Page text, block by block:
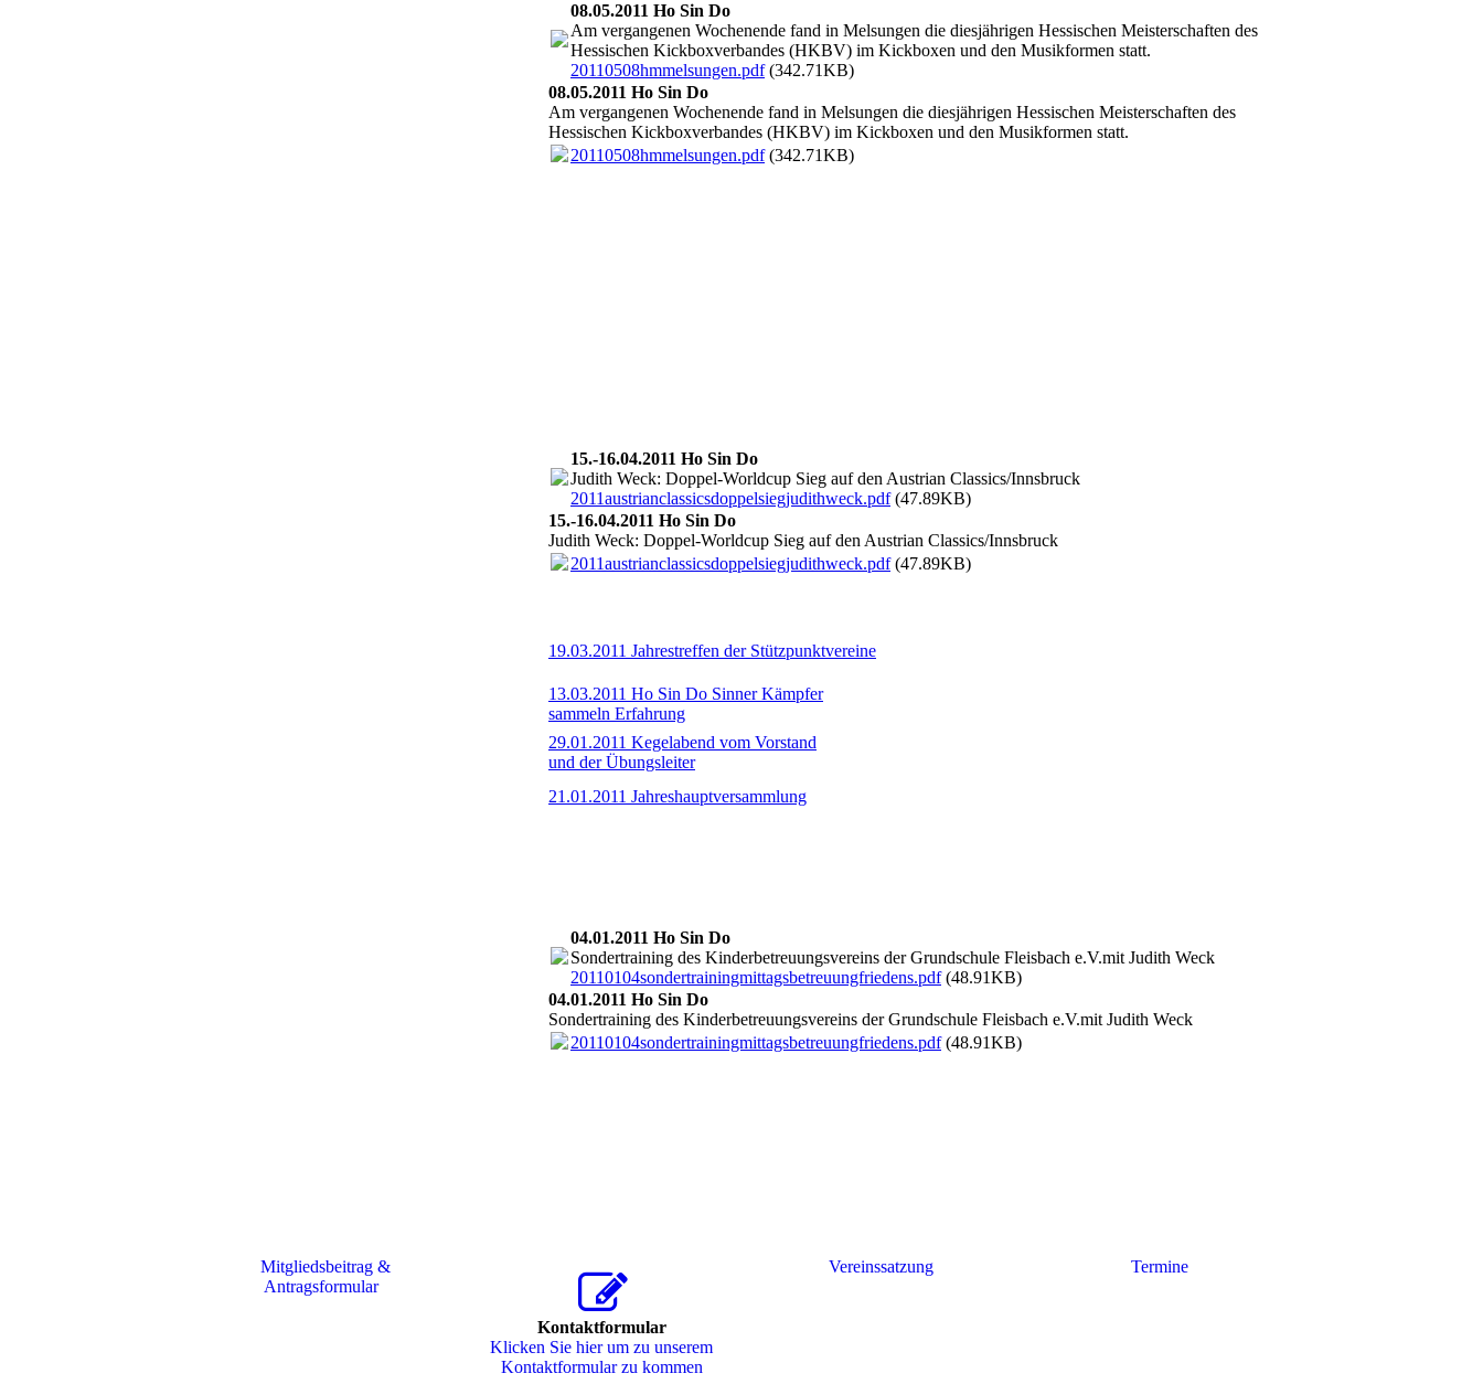
08.05.2011 Ho Sin Do
Am vergangenen Wochenende fand in Melsungen die diesjährigen Hessischen Meisterschaften des
Hessischen Kickboxverbandes (HKBV) im Kickboxen und den Musikformen statt.
20110508hmmelsungen.pdf(342.71KB)
08.05.2011 Ho Sin Do
Am vergangenen Wochenende fand in Melsungen die diesjährigen Hessischen Meisterschaften des
Hessischen Kickboxverbandes (HKBV) im Kickboxen und den Musikformen statt.
20110508hmmelsungen.pdf(342.71KB)
15.-16.04.2011 Ho Sin Do
Judith Weck: Doppel-Worldcup Sieg auf den Austrian Classics/Innsbruck
2011austrianclassicsdoppelsiegjudithweck.pdf(47.89KB)
15.-16.04.2011 Ho Sin Do
Judith Weck: Doppel-Worldcup Sieg auf den Austrian Classics/Innsbruck
2011austrianclassicsdoppelsiegjudithweck.pdf(47.89KB)
19.03.2011 Jahrestreffen der Stützpunktvereine
13.03.2011 Ho Sin Do Sinner Kämpfer
sammeln Erfahrung
29.01.2011 Kegelabend vom Vorstand
und der Übungsleiter
21.01.2011 Jahreshauptversammlung
04.01.2011 Ho Sin Do
Sondertraining des Kinderbetreuungsvereins der Grundschule Fleisbach e.V.mit Judith Weck
20110104sondertrainingmittagsbetreuungfriedens.pdf(48.91KB)
04.01.2011 Ho Sin Do
Sondertraining des Kinderbetreuungsvereins der Grundschule Fleisbach e.V.mit Judith Weck
20110104sondertrainingmittagsbetreuungfriedens.pdf(48.91KB)
Mitgliedsbeitrag &
Antragsformular
Kontaktformular
Klicken Sie hier um zu unserem
Kon­takt­for­mu­lar zu kommen
Vereinssatzung Termine